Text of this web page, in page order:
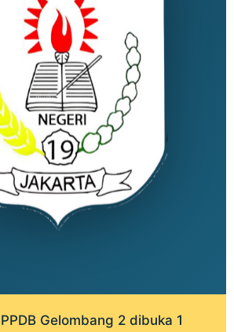
PPDB Gelombang 2 dibuka 1